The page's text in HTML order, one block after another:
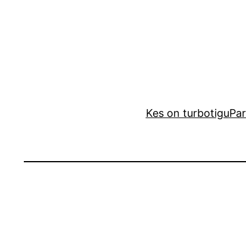
Kes on turbotigu